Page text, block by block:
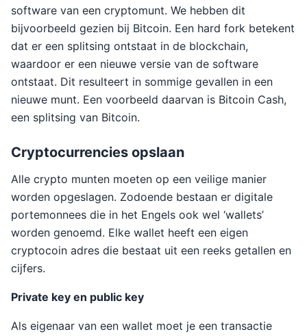
software van een cryptomunt. We hebben dit
bijvoorbeeld gezien bij Bitcoin. Een hard fork betekent
dat er een splitsing ontstaat in de blockchain,
waardoor er een nieuwe versie van de software
ontstaat. Dit resulteert in sommige gevallen in een
nieuwe munt. Een voorbeeld daarvan is Bitcoin Cash,
een splitsing van Bitcoin.
Cryptocurrencies opslaan
Alle crypto munten moeten op een veilige manier
worden opgeslagen. Zodoende bestaan er digitale
portemonnees die in het Engels ook wel ‘wallets’
worden genoemd. Elke wallet heeft een eigen
cryptocoin adres die bestaat uit een reeks getallen en
cijfers.
Private key en public key
Als eigenaar van een wallet moet je een transactie